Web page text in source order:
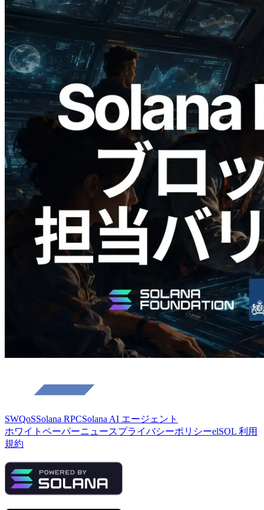
2026.05.24
Validators Solutions、Solana ブロックア
ナライザーを公開 — slot 単位のブロッ
ク生成時間と担当バリデータを視覚化
この記事を読む
さらに読み込む
SWQoSSolana RPCSolana AI エージェント
ホワイトペーパーニュースプライバシーポリシーelSOL 利用
規約